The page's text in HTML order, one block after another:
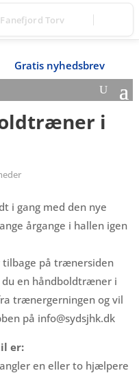
Fanefjord Torv
Gratis nyhedsbrev
i
i gang med den nye
årgange i hallen igen
tilbage på trænersiden
en håndboldtræner i
trænergerningen og vil
på info@sydsjhk.dk
er:
en eller to hjælpere